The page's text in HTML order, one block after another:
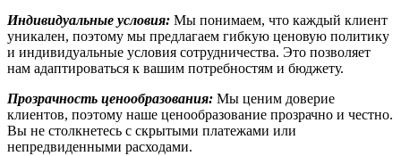
Индивидуальные условия: Мы понимаем, что каждый клиент
уникален, поэтому мы предлагаем гибкую ценовую политику
и индивидуальные условия сотрудничества. Это позволяет
нам адаптироваться к вашим потребностям и бюджету.
Прозрачность ценообразования: Мы ценим доверие
клиентов, поэтому наше ценообразование прозрачно и честно.
Вы не столкнетесь с скрытыми платежами или
непредвиденными расходами.